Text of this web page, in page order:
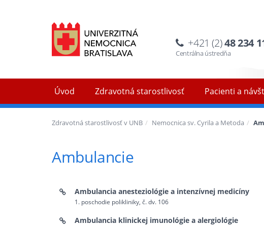
+421 (2)48 234
Centrálna ústredňa
Úvod Zdravotná starostlivosť Pacienti a
Zdravotná starostlivosť v UNB Nemocnica sv. Cyrila a Metoda
Ambulancie
Ambulancia anesteziológie a intenzívnej medicíny
1. poschodie polikliniky, č. dv. 106
Ambulancia klinickej imunológie a alergiológie